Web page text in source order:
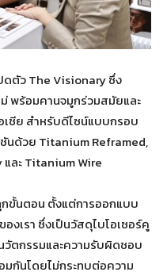
ดตัว The Visionary ซึ่ง
พร้อมคานจมูกร่วมสมัยและ
ชีย สำหรับดีไซน์แบบกรอบ
นด้วย Titanium Reframed,
ละ Titanium Wire
ขั้นตอน ตั้งแต่การออกแบบ
งเรา ซึ่งเป็นวัสดุไบโอเซอร์คู
ตกรรมและความรับผิดชอบ
กันโดยไม่กระทบต่อความ